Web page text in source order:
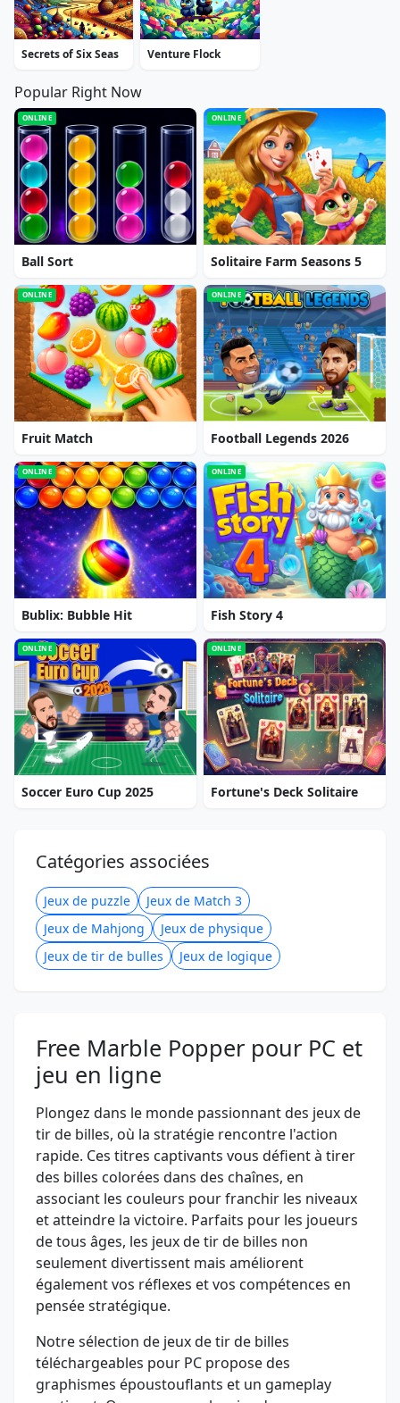
Secrets of Six Seas Venture Flock
Popular Right Now
ONLINE
Ball Sort
ONLINE
Solitaire Farm Seasons 5
ONLINE
Fruit Match
ONLINE
Football Legends 2026
ONLINE
Bublix: Bubble Hit
ONLINE
Fish Story 4
ONLINE
Soccer Euro Cup 2025
ONLINE
Fortune's Deck Solitaire
Catégories associées
Jeux de puzzle
Jeux de Match 3
Jeux de Mahjong
Jeux de physique
Jeux de tir de bulles
Jeux de logique
Free Marble Popper pour PC et
jeu en ligne
Plongez dans le monde passionnant des jeux de
tir de billes, où la stratégie rencontre l'action
rapide. Ces titres captivants vous défient à tirer
des billes colorées dans des chaînes, en
associant les couleurs pour franchir les niveaux
et atteindre la victoire. Parfaits pour les joueurs
de tous âges, les jeux de tir de billes non
seulement divertissent mais améliorent
également vos réflexes et vos compétences en
pensée stratégique.
Notre sélection de jeux de tir de billes
téléchargeables pour PC propose des
graphismes époustouflants et un gameplay